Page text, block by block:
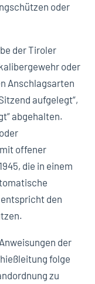
oder
der Tiroler
oder
Anschlagsarten
aufgelegt“,
abgehalten.
offener
die in einem
den
der
folge
zu